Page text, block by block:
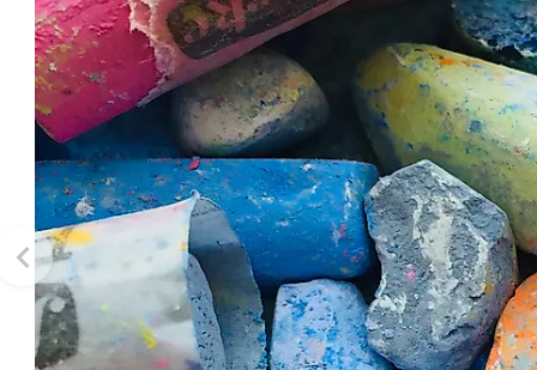
Hamburg das ganze Jahr
Hamburg für...
Infos & Mobilität
Hamburg
Radfahren
Routen &
Historisches
Grüne
Erlebnis,